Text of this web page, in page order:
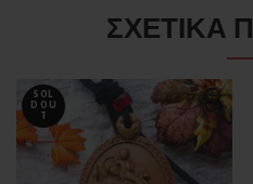
ΣΧΕΤΙΚΆ
SOL
D OU
T